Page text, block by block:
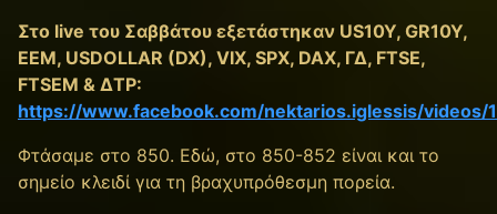
Στο live του Σαββάτου εξετάστηκαν US10Y, GR10Y,
EEM, USDOLLAR (DX), VIX, SPX, DAX, ΓΔ, FTSE,
FTSEM & ΔΤΡ:
https://www.facebook.com/nektarios.iglessis/
Φτάσαμε στο 850. Εδώ, στο 850-852 είναι και το
σημείο κλειδί για τη βραχυπρόθεσμη πορεία.